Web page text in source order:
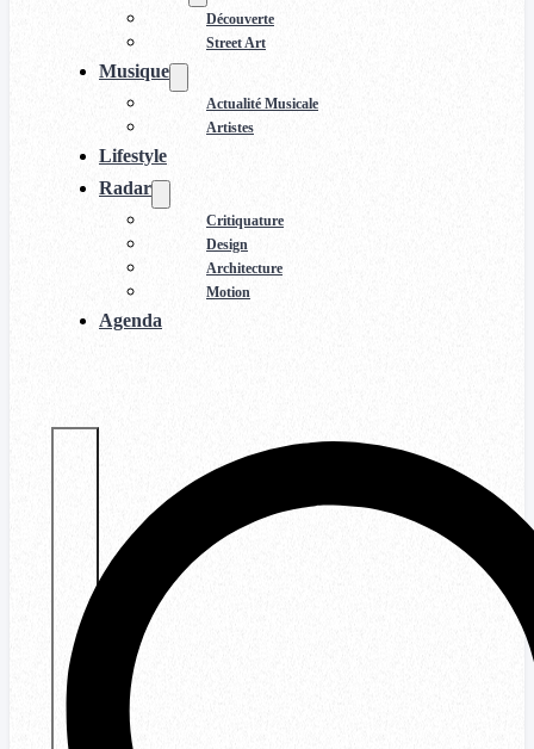
Découverte
Street Art
Musique
Actualité Musicale
Artistes
Lifestyle
Radar
Critiquature
Design
Architecture
Motion
Agenda